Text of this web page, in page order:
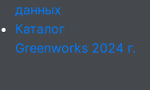
данных
Каталог
Greenworks 2024 г.